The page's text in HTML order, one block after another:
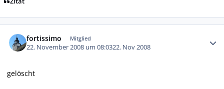
fortissimo Mitglied
22. November 2008 um 08:0322. Nov 2008
gelöscht